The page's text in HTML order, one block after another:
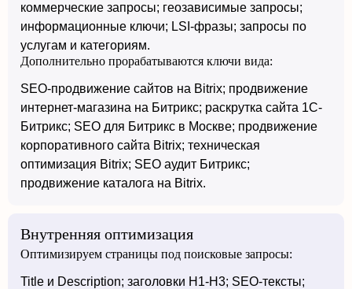
коммерческие запросы; геозависимые запросы;
информационные ключи; LSI-фразы; запросы по
услугам и категориям.
Дополнительно прорабатываются ключи вида:
SEO-продвижение сайтов на Bitrix; продвижение
интернет-магазина на Битрикс; раскрутка сайта 1С-
Битрикс; SEO для Битрикс в Москве; продвижение
корпоративного сайта Bitrix; техническая
оптимизация Bitrix; SEO аудит Битрикс;
продвижение каталога на Bitrix.
Внутренняя оптимизация
Оптимизируем страницы под поисковые запросы:
Title и Description; заголовки H1-H3; SEO-тексты;